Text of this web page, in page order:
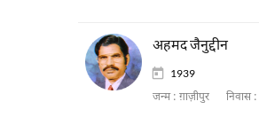
अहमद जैनुद्दीन
1939
जन्म : ग़ाज़ीपुर निवास :